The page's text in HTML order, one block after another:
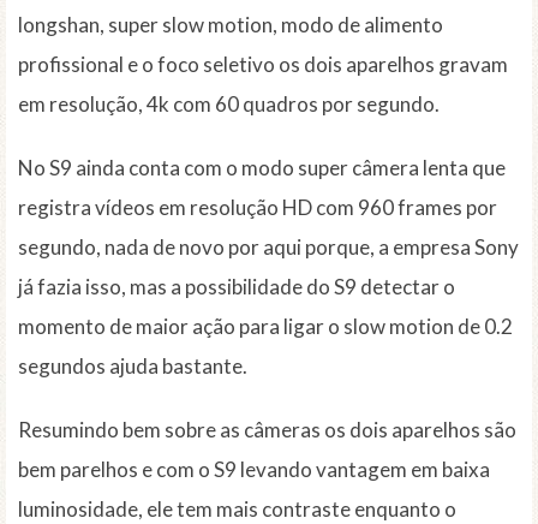
longshan, super slow motion, modo de alimento
profissional e o foco seletivo os dois aparelhos gravam
em resolução, 4k com 60 quadros por segundo.
No S9 ainda conta com o modo super câmera lenta que
registra vídeos em resolução HD com 960 frames por
segundo, nada de novo por aqui porque, a empresa Sony
já fazia isso, mas a possibilidade do S9 detectar o
momento de maior ação para ligar o slow motion de 0.2
segundos ajuda bastante.
Resumindo bem sobre as câmeras os dois aparelhos são
bem parelhos e com o S9 levando vantagem em baixa
luminosidade, ele tem mais contraste enquanto o